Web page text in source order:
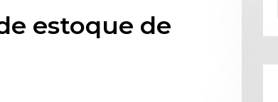
estoque de